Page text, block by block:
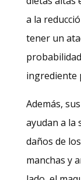
a la
tener un
ingrediente
Además,
ayudan a la
daños de
manchas y